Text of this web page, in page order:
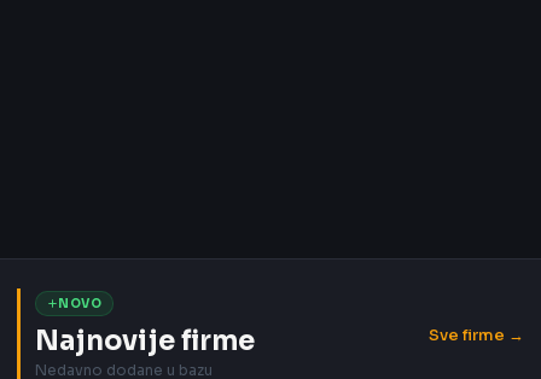
NOVO
Najnovije firme
Nedavno dodane u bazu
Sve firme →